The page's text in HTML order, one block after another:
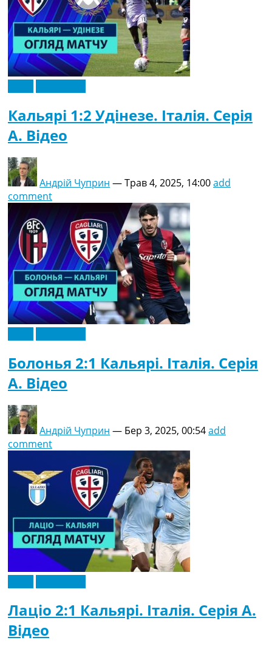
Кальярі 1:2 Удінезе. Італія. Серія
A. Відео
Андрій Чуприн —Трав 4, 2025, 14:00add
comment
Болонья 2:1 Кальярі. Італія. Серія
A. Відео
Андрій Чуприн — Бер 3, 2025, 00:54add
comment
Лаціо 2:1 Кальярі. Італія. Серія A.
Відео